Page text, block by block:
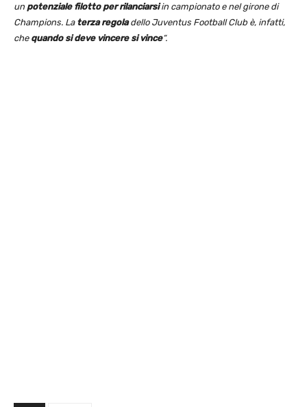
un potenziale filotto per rilanciarsiin campionato e nel girone di
Champions. La terza regoladello Juventus Football Club è, infatti,
che quando si deve vincere si vince“.